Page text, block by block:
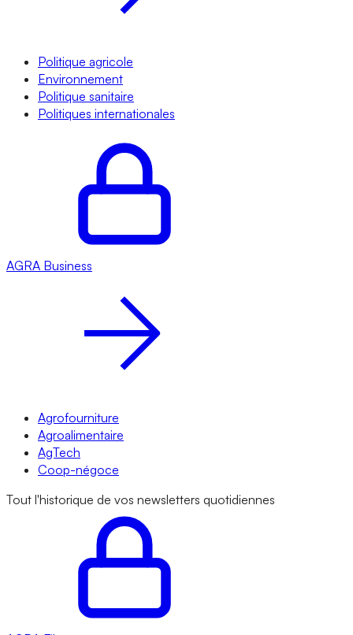
Politique agricole
Environnement
Politique sanitaire
Politiques internationales
AGRA Business
Agrofourniture
Agroalimentaire
AgTech
Coop-négoce
Tout l'historique de vos newsletters quotidiennes